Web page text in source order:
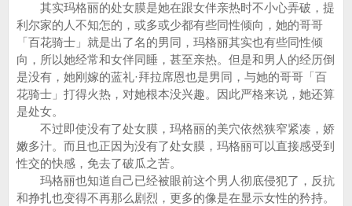
其实玛格丽的处女膜是她在跟女伴亲热时不小心弄破，提
利尔家的人不知怎的，或多或少都有些同性倾向，她的哥哥
「百花骑士」就是出了名的男同，玛格丽其实也有些同性倾
向，所以她经常和女伴同睡，甚至亲热。但是和男人的经历倒
是没有，她刚嫁的蓝礼·拜拉席恩也是男同，与她的哥哥「百
花骑士」打得火热，对她根本没兴趣。因此严格来说，她还算
是处女。
不过即使没有了处女膜，玛格丽的美穴依然狭窄紧凑，娇
嫩多汁。而且也正因为没有了处女膜，玛格丽可以直接感受到
性交的快感，免去了破瓜之苦。
玛格丽也知道自己已经被眼前这个男人彻底侵犯了，反抗
和挣扎也变得不再那么剧烈，更多的像是在显示女性的矜持。